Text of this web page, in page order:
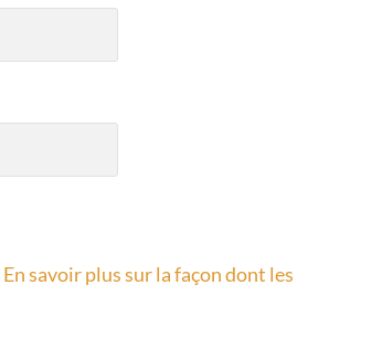
En savoir plus sur la façon dont les